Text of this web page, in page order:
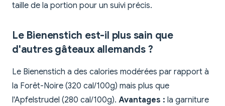
taille de la portion pour un suivi précis.
Le Bienenstich est-il plus sain que
d'autres gâteaux allemands ?
Le Bienenstich a des calories modérées par rapport à
la Forêt-Noire (320 cal/100g) mais plus que
l'Apfelstrudel (280 cal/100g). Avantages : la garniture